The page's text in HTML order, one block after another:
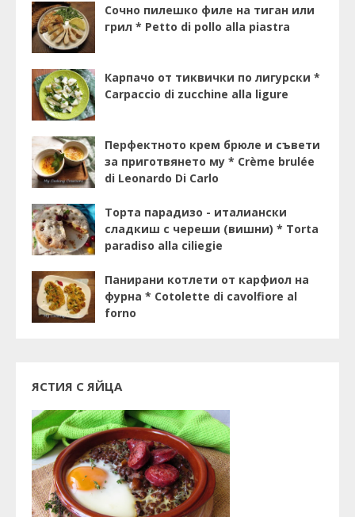
Сочно пилешко филе на тиган или
грил * Petto di pollo alla piastra
Карпачо от тиквички по лигурски *
Carpaccio di zucchine alla ligure
Перфектното крем брюле и съвети
за приготвянето му * Crème brulée
di Leonardo Di Carlo
Торта парадизо - италиански
сладкиш с череши (вишни) * Torta
paradiso alla ciliegie
Панирани котлети от карфиол на
фурна * Cotolette di cavolfiore al
forno
ЯСТИЯ С ЯЙЦА